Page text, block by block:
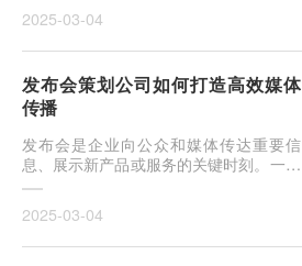
要。专业的会议策
2025-03-04
发布会策划公司如何打造高效媒体
传播
发布会是企业向公众和媒体传达重要信
息、展示新产品或服务的关键时刻。一个
成功的发布会不仅能吸引媒体关注，更能
和产品信息。因此，
2025-03-04